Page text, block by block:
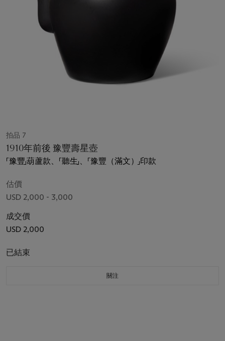
拍品 7
1910年前後 豫豐壽星壺
「豫豐」葫蘆款、「聽生」、「豫豐（滿文）」印款
估價
USD 2,000 - 3,000
成交價
USD 2,000
已結束
關注